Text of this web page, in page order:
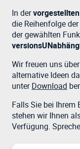
In der
die Reihenfolge
der gewählten
Wir freuen uns
alternative Ideen
unterDownload
Falls Sie bei Ihrem
stehen wir Ihnen
Verfügung.